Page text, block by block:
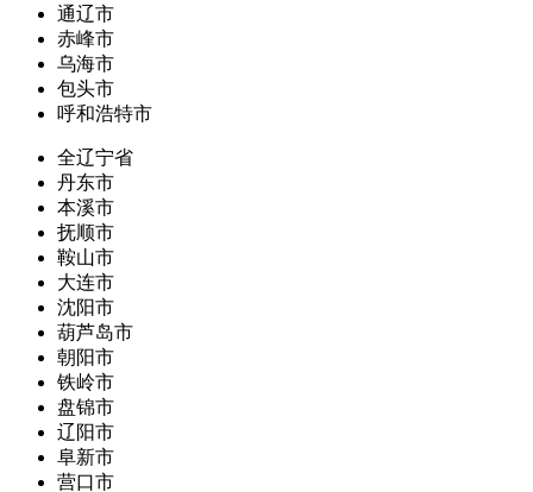
通辽市
赤峰市
乌海市
包头市
呼和浩特市
全辽宁省
丹东市
本溪市
抚顺市
鞍山市
大连市
沈阳市
葫芦岛市
朝阳市
铁岭市
盘锦市
辽阳市
阜新市
营口市